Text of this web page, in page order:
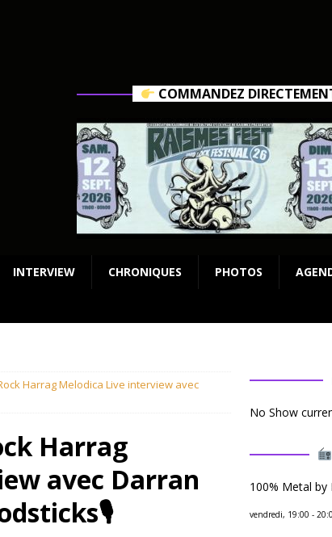
COMMANDEZ
INTERVIEW CHRONIQUES PHOTOS
Harrag Melodica Live interview avec
Harrag
avec Darran
No Show
100% Metal by
vendredi, 19:00 -